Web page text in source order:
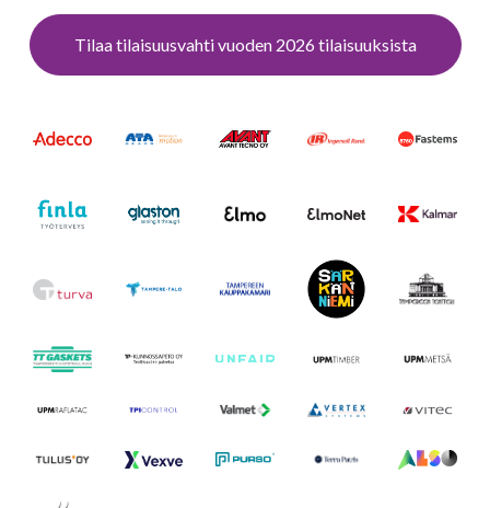
Tilaa tilaisuusvahti vuoden 2026 tilaisuuksista